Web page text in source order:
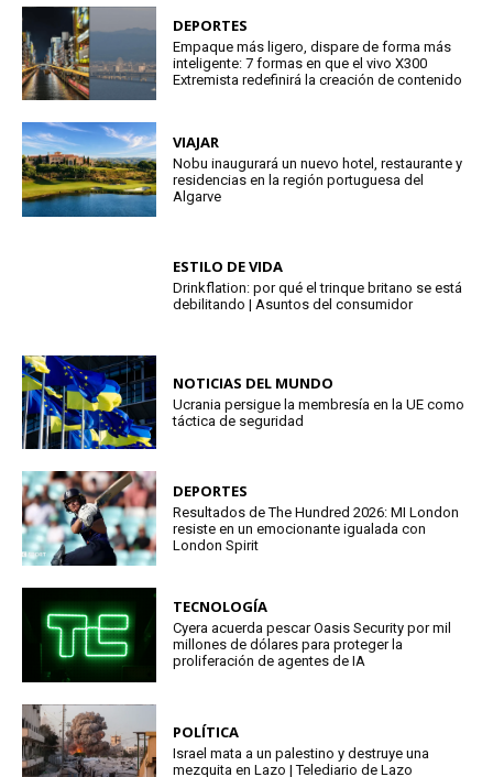
DEPORTES
Empaque más ligero, dispare de forma más
inteligente: 7 formas en que el vivo X300
Extremista redefinirá la creación de contenido
VIAJAR
Nobu inaugurará un nuevo hotel, restaurante y
residencias en la región portuguesa del
Algarve
ESTILO DE VIDA
Drinkflation: por qué el trinque britano se está
debilitando | Asuntos del consumidor
NOTICIAS DEL MUNDO
Ucrania persigue la membresía en la UE como
táctica de seguridad
DEPORTES
Resultados de The Hundred 2026: MI London
resiste en un emocionante igualada con
London Spirit
TECNOLOGÍA
Cyera acuerda pescar Oasis Security por mil
millones de dólares para proteger la
proliferación de agentes de IA
POLÍTICA
Israel mata a un palestino y destruye una
mezquita en Lazo | Telediario de Lazo